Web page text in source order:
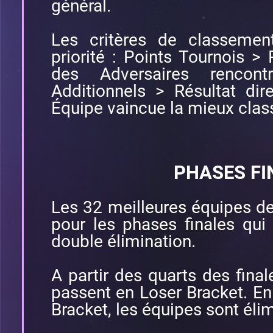
général.
Les critères de
priorité : Points Tournois >
des Adversaires
Additionnels > Résultat
Équipe vaincue la mieux
PHASES
Les 32 meilleures équipes
pour les phases finales
double élimination.
A partir des quarts des
passent en Loser Bracket.
Bracket, les équipes sont